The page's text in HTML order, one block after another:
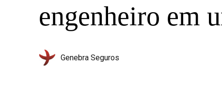
engenheiro em
Genebra Seguros